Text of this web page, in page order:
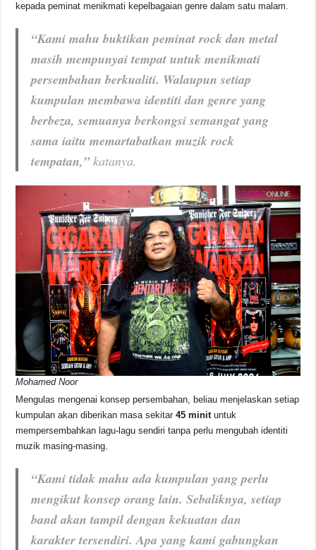
kepada peminat menikmati kepelbagaian genre dalam satu malam.
“Kami mahu buktikan peminat rock dan metal
masih mempunyai tempat untuk menikmati
persembahan berkualiti. Walaupun setiap
kumpulan membawa identiti dan genre yang
berbeza, semuanya berkongsi semangat yang
sama iaitu memartabatkan muzik rock
tempatan,” katanya.
Mohamed Noor
Mengulas mengenai konsep persembahan, beliau menjelaskan setiap
kumpulan akan diberikan masa sekitar45 minit untuk
mempersembahkan lagu-lagu sendiri tanpa perlu mengubah identiti
muzik masing-masing.
“Kami tidak mahu ada kumpulan yang perlu
mengikut konsep orang lain. Sebaliknya, setiap
band akan tampil dengan kekuatan dan
karakter tersendiri. Apa yang kami gabungkan